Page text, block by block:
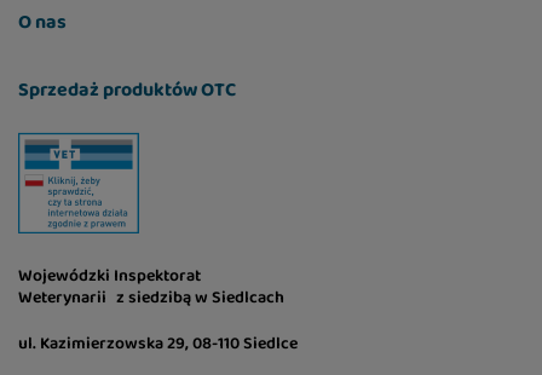
O nas
Sprzedaż produktów OTC
Wojewódzki Inspektorat
Weterynarii z siedzibą w Siedlcach
ul. Kazimierzowska 29, 08-110 Siedlce